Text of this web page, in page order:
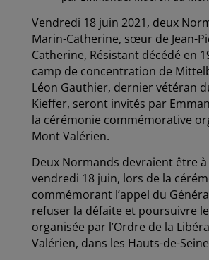
Vendredi 18 juin 2021, deux
Marin-Catherine, sœur de Jean-
Catherine, Résistant décédé en
camp de concentration de
Léon Gauthier, dernier vétéran
Kieffer, seront invités par
la cérémonie commémorative
Mont Valérien.
Deux Normands devraient être à
vendredi 18 juin, lors de la
commémorant l’appel du
refuser la défaite et poursuivre
organisée par l’Ordre de la
Valérien, dans les Hauts-de-